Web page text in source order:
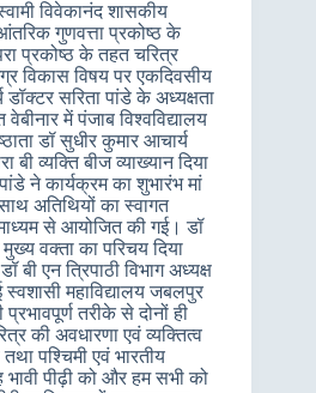
विवेकानंद शासकीय
गुणवत्ता प्रकोष्ठ के
प्रकोष्ठ के तहत चरित्र
विकास विषय पर एकदिवसीय
डॉक्टर सरिता पांडे के अध्यक्षता
में पंजाब विश्वविद्यालय
डॉ सुधीर कुमार आचार्य
बी व्यक्ति बीज व्याख्यान दिया
ने कार्यक्रम का शुभारंभ मां
अतिथियों का स्वागत
से आयोजित की गई। डॉ
वक्ता का परिचय दिया
बी एन त्रिपाठी विभाग अध्यक्ष
महाविद्यालय जबलपुर
तरीके से दोनों ही
की अवधारणा एवं व्यक्तित्व
तथा पश्चिमी एवं भारतीय
भावी पीढ़ी को और हम सभी को